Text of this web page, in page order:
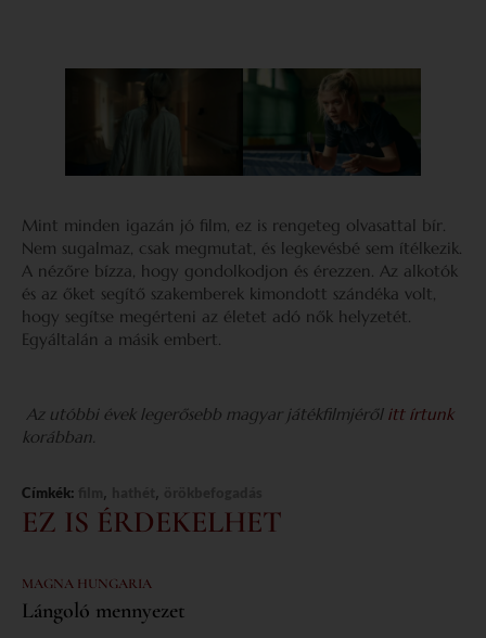
Mint minden igazán jó film, ez is rengeteg olvasattal bír.
Nem sugalmaz, csak megmutat, és legkevésbé sem ítélkezik.
A nézőre bízza, hogy gondolkodjon és érezzen. Az alkotók
és az őket segítő szakemberek kimondott szándéka volt,
hogy segítse megérteni az életet adó nők helyzetét.
Egyáltalán a másik embert.
Az utóbbi évek legerősebb magyar játékfilmjéről itt írtunk
korábban.
Címkék: , ,
EZ IS ÉRDEKELHET
MAGNA HUNGARIA
Lángoló mennyezet